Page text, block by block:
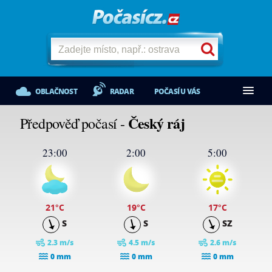
OBLAČNOST RADAR POČASÍ U VÁS
Předpověď počasí - Český ráj
23:00
21°C
S
2.3 m/s
0 mm
2:00
19°C
S
4.5 m/s
0 mm
5:00
17°C
SZ
2.6 m/s
0 mm